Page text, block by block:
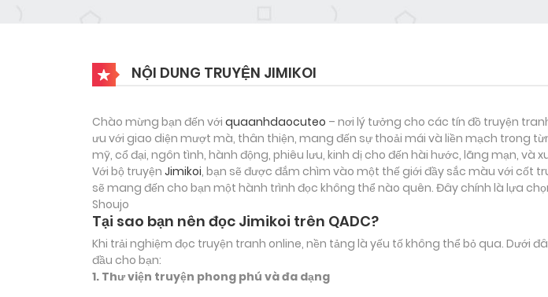
NỘI DUNG TRUYỆN JIMIKOI
Chào mừng bạn đến với quaanhdaocuteo – nơi lý tưởng cho các tín đồ truyện
ưu với giao diện mượt mà, thân thiện, mang đến sự thoải mái và liền mạch trong
mỹ, cổ đại, ngôn tình, hành động, phiêu lưu, kinh dị cho đến hài hước, lãng mạn, và
Với bộ truyện Jimikoi, bạn sẽ được đắm chìm vào một thế giới đầy sắc màu với cốt
sẽ mang đến cho bạn một hành trình đọc không thể nào quên. Đây chính là lựa
Shoujo
Tại sao bạn nên đọc Jimikoi trên QADC?
Khi trải nghiệm đọc truyện tranh online, nền tảng là yếu tố không thể bỏ qua.
đầu cho bạn:
1. Thư viện truyện phong phú và đa dạng